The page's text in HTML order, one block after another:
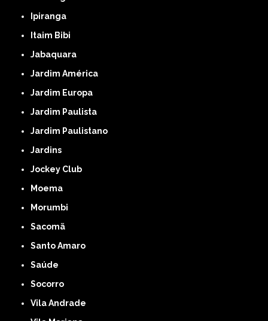
Ipiranga
Itaim Bibi
Jabaquara
Jardim América
Jardim Europa
Jardim Paulista
Jardim Paulistano
Jardins
Jockey Club
Moema
Morumbi
Sacomã
Santo Amaro
Saúde
Socorro
Vila Andrade